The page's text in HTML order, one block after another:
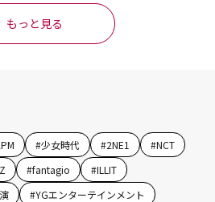
もっと見る
#少女時代 #2NE1 #NCT
#fantagio #ILLIT
#YGエンターテインメント